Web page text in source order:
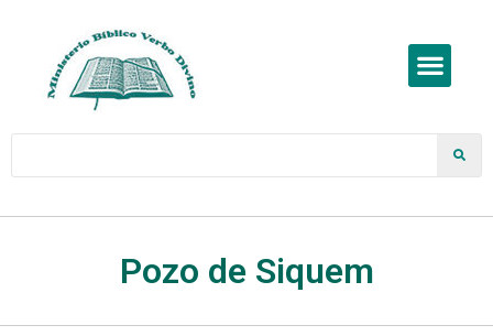
Pozo de Siquem